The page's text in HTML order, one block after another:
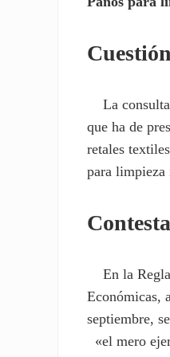
La
que ha de
retales
para limpieza
En la Regla
Económicas,
septiembre,
«el mero